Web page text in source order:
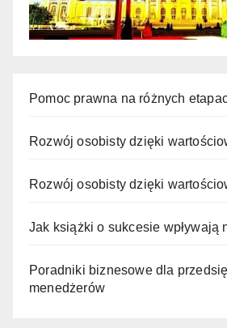
Pomoc prawna na różnych
Rozwój osobisty dzięki
Rozwój osobisty dzięki
Jak książki o sukcesie wpływają
Poradniki biznesowe dla
menedżerów